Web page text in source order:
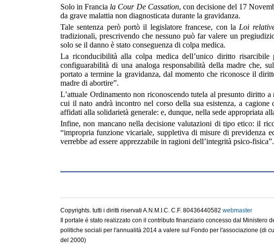
Solo in Francia la Cour De Cassation, con decisione del 17
da grave malattia non diagnosticata durante la gravidanza.
Tale sentenza però portò il legislatore francese, con la Loi
tradizionali, prescrivendo che nessuno può far valere un
solo se il danno è stato conseguenza di colpa medica.
La riconducibilità alla colpa medica dell’unico diritto
configuarabilità di una analoga responsabilità della madre che,
portato a termine la gravidanza, dal momento che riconosce il
madre di abortire”.
L’attuale Ordinamento non riconoscendo tutela al presunto diritto
cui il nato andrà incontro nel corso della sua esistenza, a
affidati alla solidarietà generale: e, dunque, nella sede appropriata
Infine, non mancano nella decisione valutazioni di tipo etico: il
“impropria funzione vicariale, suppletiva di misure di previdenza
verrebbe ad essere apprezzabile in ragioni dell’integrità psico-fisica”.
Copyrights. tutti i diritti riservati A.N.M.I.C. C.F. 80436440582 webmaster
Il portale é stato realizzato con il contributo finanziario concesso dal Ministero
politiche sociali per l'annualità 2014 a valere sul Fondo per l'associazione (di
del 2000)